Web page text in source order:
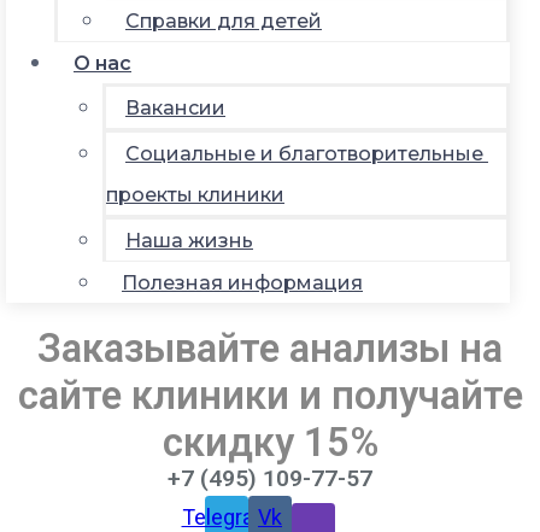
Справки для детей
О нас
Вакансии
Социальные и благотворительные
проекты клиники
Наша жизнь
Полезная информация
Заказывайте анализы на
сайте клиники и получайте
скидку 15%
+7 (495) 109-77-57
TelegramVk